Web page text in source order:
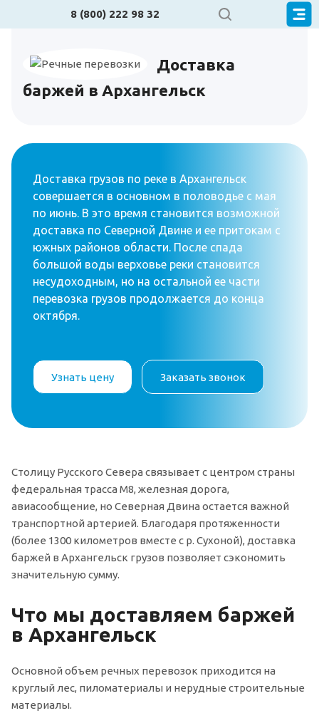
8 (800) 222 98 32
Доставка
баржей в Архангельск
Доставка грузов по реке в Архангельск
совершается в основном в половодье с мая
по июнь. В это время становится возможной
доставка по Северной Двине и ее притокам с
южных районов области. После спада
большой воды верховье реки становится
несудоходным, но на остальной ее части
перевозка грузов продолжается до конца
октября.
Узнать цену Заказать звонок
Столицу Русского Севера связывает с центром страны
федеральная трасса М8, железная дорога,
авиасообщение, но Северная Двина остается важной
транспортной артерией. Благодаря протяженности
(более 1300 километров вместе с р. Сухоной), доставка
баржей в Архангельск грузов позволяет сэкономить
значительную сумму.
Что мы доставляем баржей
в Архангельск
Основной объем речных перевозок приходится на
круглый лес, пиломатериалы и нерудные строительные
материалы.